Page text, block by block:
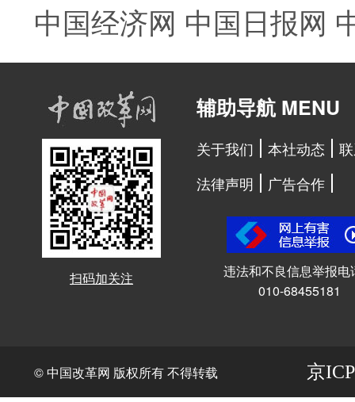
中国经济网 中国日报网
扫码加关注
辅助导航 MENU
关于我们 本社动态
法律声明
广告合作
违法和不良信息举报电
010-68455181
© 中国改革网 版权所有 不得转载 京